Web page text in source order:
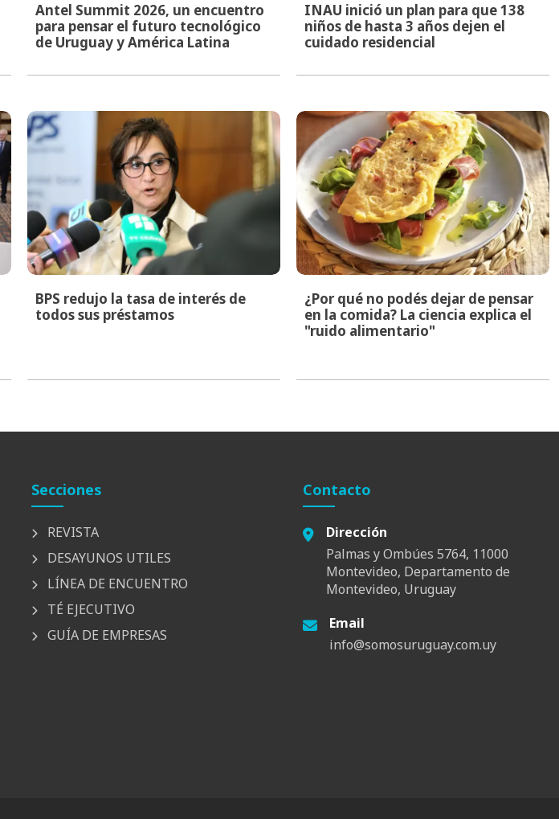
Antel Summit 2026, un encuentro
para pensar el futuro tecnológico
de Uruguay y América Latina
INAU inició un plan para que 138
niños de hasta 3 años dejen el
cuidado residencial
BPS redujo la tasa de interés de
todos sus préstamos
¿Por qué no podés dejar de pensar
en la comida? La ciencia explica el
"ruido alimentario"
Secciones
REVISTA
DESAYUNOS UTILES
LÍNEA DE ENCUENTRO
TÉ EJECUTIVO
GUÍA DE EMPRESAS
Contacto
Dirección
Palmas y Ombúes 5764, 11000
Montevideo, Departamento de
Montevideo, Uruguay
Email
info@somosuruguay.com.uy